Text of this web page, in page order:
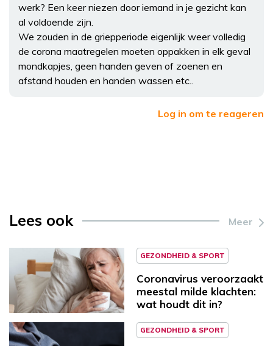
werk? Een keer niezen door iemand in je gezicht kan
al voldoende zijn.
We zouden in de griepperiode eigenlijk weer volledig
de corona maatregelen moeten oppakken in elk geval
mondkapjes, geen handen geven of zoenen en
afstand houden en handen wassen etc..
Log in om te reageren
Lees ook Meer
GEZONDHEID & SPORT
Coronavirus veroorzaakt
meestal milde klachten:
wat houdt dit in?
GEZONDHEID & SPORT